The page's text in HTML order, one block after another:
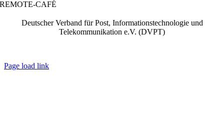
REMOTE-CAFÉ
Deutscher Verband für Post, Informationstechnologie und
Telekommunikation e.V. (DVPT)
Page load link